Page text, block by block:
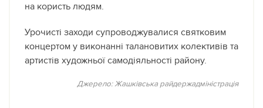
на користь людям.
Урочисті заходи супроводжувалися святковим
концертом у виконанні талановитих колективів та
артистів художньої самодіяльності району.
Джерело: Жашківська райдержадміністрація